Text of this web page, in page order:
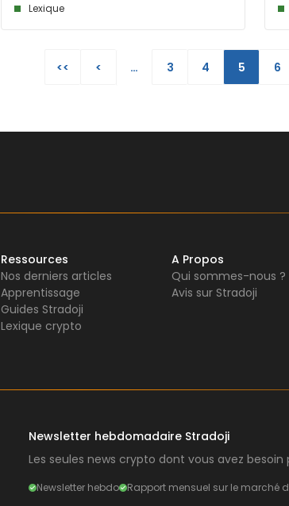
Lexique
<< < … 3 4 5 6
Ressources
Nos derniers articles
Apprentissage
Guides Stradoji
Lexique crypto
A Propos
Qui sommes-nous ?
Avis sur Stradoji
Newsletter hebdomadaire Stradoji
Les seules news crypto dont vous avez
Newsletter hebdo Rapport mensuel sur le marché